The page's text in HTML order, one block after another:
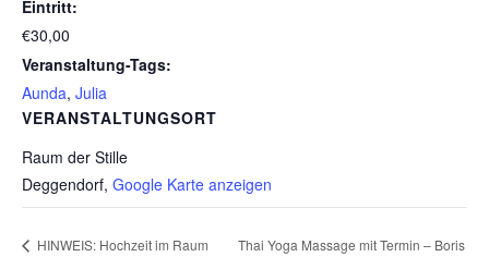
Eintritt:
€30,00
Veranstaltung-Tags:
Aunda, Julia
VERANSTALTUNGSORT
Raum der Stille
Deggendorf, Google Karte anzeigen
HINWEIS: Hochzeit im Raum
Thai Yoga Massage mit Termin – Boris